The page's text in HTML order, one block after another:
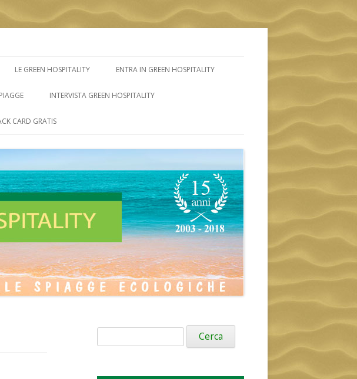
LE GREEN HOSPITALITY ENTRA IN GREEN HOSPITALITY
INTERVISTA GREEN HOSPITALITY
CARD GRATIS
Ricerca
per: